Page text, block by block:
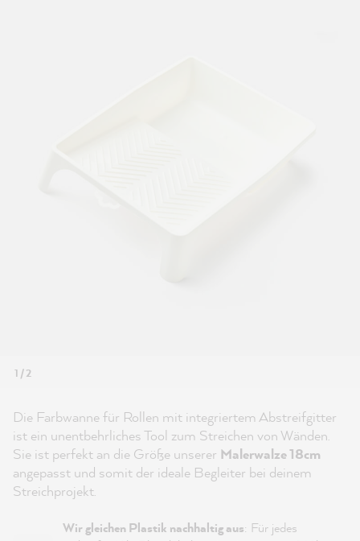
1 / 2
Die Farbwanne für Rollen mit integriertem Abstreifgitter
ist ein unentbehrliches Tool zum Streichen von Wänden.
Sie ist perfekt an die Größe unserer Malerwalze 18cm
angepasst und somit der ideale Begleiter bei deinem
Streichprojekt.
Wir gleichen Plastik nachhaltig aus: Für jedes